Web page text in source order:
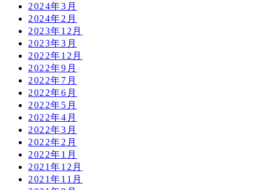
2024年3月
2024年2月
2023年12月
2023年3月
2022年12月
2022年9月
2022年7月
2022年6月
2022年5月
2022年4月
2022年3月
2022年2月
2022年1月
2021年12月
2021年11月